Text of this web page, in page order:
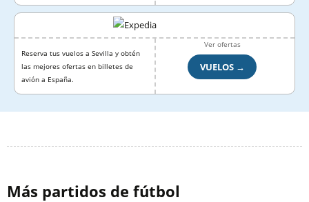
Reserva tus vuelos a Sevilla y obtén
las mejores ofertas en billetes de
avión a España.
Ver ofertas
VUELOS →
Más partidos de fútbol